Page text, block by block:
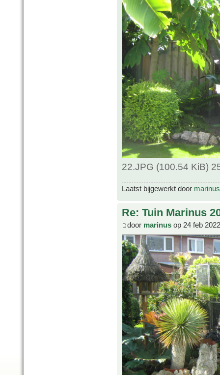
22.JPG (100.54 KiB)
Laatst bijgewerkt door marinus
Re: Tuin Marinus
door marinus op 24 feb